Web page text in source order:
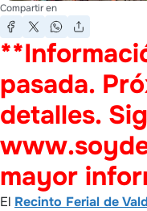
Compartir en
pasada.
detalles.
mayor
El Recinto Ferial de